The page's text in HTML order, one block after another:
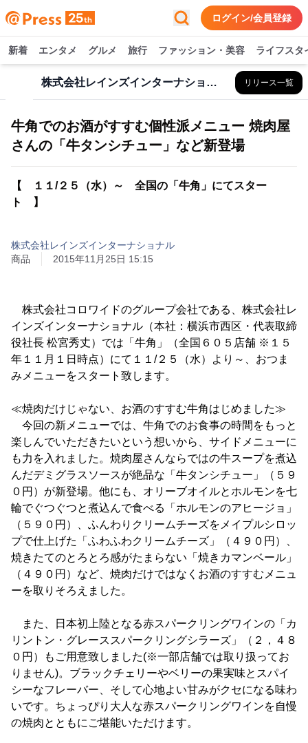
ログイン/会員登録
新着 エンタメ グルメ 旅行 ファッション・美容 ライフスタ
株式会社レインズインターナショナル リリース一覧
牛角でのお酒がすすむ個性派メニュー 焼肉屋
さんの「牛タンシチュー」など新登場
【 １１/２５（水）～ 全国の「牛角」にてスター
ト 】
株式会社レインズインターナショナル
商品
2015年11月25日 15:15
株式会社コロワイドのグループ会社である、株式会社レ
インズインターナショナル（本社：横浜市西区・代表取締
役社長 松宮秀丈）では「牛角」（全国６０５店舗 ※１５
年１１月１日時点）にて１１/２５（水）より～、おつま
みメニューをスタート致します。
≪焼肉だけじゃない、お酒のすすむ牛角はじめました≫
今回の新メニューでは、牛角でのお食事の時間をもっと
楽しんでいただきたいという想いから、サイドメニューに
も力を入れました。焼肉屋さんならではの牛スープを煮込
んだデミグラスソースが絶品な「牛タンシチュー」（５９
０円）が新登場。他にも、オリーブオイルとホルモンを七
輪でぐつぐつと煮込んで食べる「ホルモンのアヒージョ」
（５９０円）、ふんわりクリームチーズをメイプルシロッ
プで仕上げた「ふわふわクリームチーズ」（４９０円）、
焼きたてのとろとろ感がたまらない「焼きカマンベール」
（４９０円）など、焼肉だけではなくお酒のすすむメニュ
ーを取りそろえました。
また、日本初上陸となる赤スパークリングワインの「カ
リントン・グレーススパークリングシラーズ」（２，４８
０円）もご用意致しました(※一部店舗では取り扱ってお
りません)。ブラックチェリーやベリーの果実味とスパイ
シーなフレーバー、そして心地よい甘みがクセになる味わ
いです。ちょっぴり大人な赤スパークリングワインを自慢
の焼肉とともにご堪能いただけます。